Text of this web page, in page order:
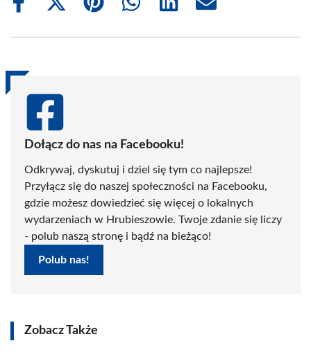
Share
Share
(Twitter)
Share
Share
Share
Share
Dołącz do nas na Facebooku!
Odkrywaj, dyskutuj i dziel się tym co najlepsze!
Przyłącz się do naszej społeczności na Facebooku,
gdzie możesz dowiedzieć się więcej o lokalnych
wydarzeniach w Hrubieszowie. Twoje zdanie się liczy
- polub naszą stronę i bądź na bieżąco!
Polub nas!
Zobacz Także